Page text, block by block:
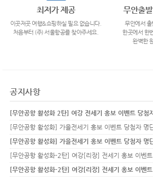
최저가 제공
이곳저곳 여행&쇼핑하실 필요 없습니다.
처음부터 (주) 서울항공를 찾아주세요.
무안출
무안에서
한곳에서 한
완벽한
공지사항
[무안공항 활성화 2탄] 여강 전세기 홍보 이벤트 당첨
[무안공항 활성화] 가을전세기 홍보 이벤트 당첨자 명
[무안공항 활성화] 가을전세기 홍보 이벤트 당첨자 명
[무안공항 활성화-2탄] 여강[리장] 전세기 홍보 이벤
[무안공항 활성화-2탄] 여강[리장] 전세기 홍보 이벤